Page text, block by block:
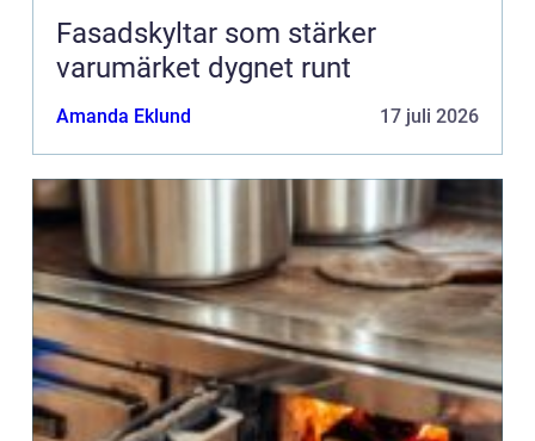
Fasadskyltar som stärker
varumärket dygnet runt
Amanda Eklund 17 juli 2026